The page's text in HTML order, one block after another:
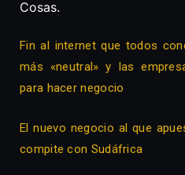
Cosas.
Fin al internet que todos
más «neutral» y las
para hacer negocio
El nuevo negocio al que
compite con Sudáfrica